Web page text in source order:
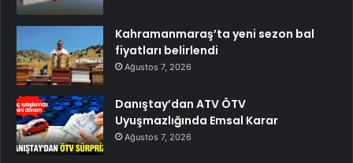
Kahramanmaraş’ta yeni sezon bal
fiyatları belirlendi
Ağustos 7, 2026
Danıştay’dan ATV ÖTV
Uyuşmazlığında Emsal Karar
Ağustos 7, 2026